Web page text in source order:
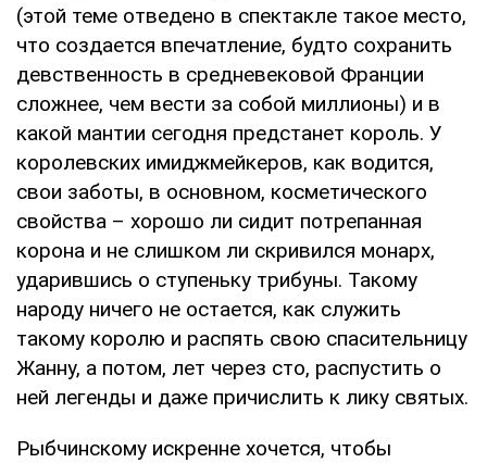
(этой теме отведено в спектакле такое место,
что создается впечатление, будто сохранить
девственность в средневековой Франции
сложнее, чем вести за собой миллионы) и в
какой мантии сегодня предстанет король. У
королевских имиджмейкеров, как водится,
свои заботы, в основном, косметического
свойства – хорошо ли сидит потрепанная
корона и не слишком ли скривился монарх,
ударившись о ступеньку трибуны. Такому
народу ничего не остается, как служить
такому королю и распять свою спасительницу
Жанну, а потом, лет через сто, распустить о
ней легенды и даже причислить к лику святых.
Рыбчинскому искренне хочется, чтобы